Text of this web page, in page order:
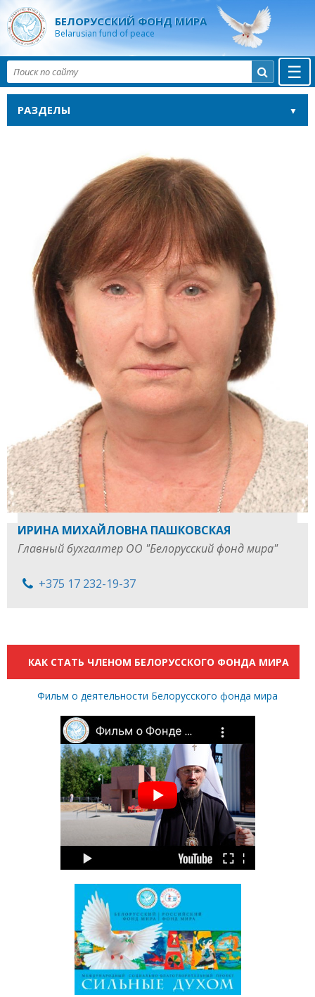
БЕЛОРУССКИЙ ФОНД МИРА
Belarusian fund of peace
☰

РАЗДЕЛЫ
ИРИНА МИХАЙЛОВНА ПАШКОВСКАЯ
Главный бухгалтер ОО "Белорусский фонд мира"
+375 17 232-19-37
КАК СТАТЬ ЧЛЕНОМ БЕЛОРУССКОГО ФОНДА МИРА
Фильм о деятельности Белорусского фонда мира